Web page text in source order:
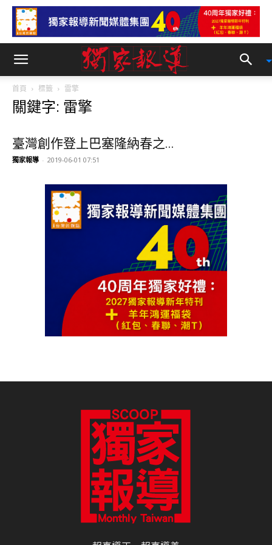
首頁 標籤 雷擎
關鍵字: 雷擎
臺灣創作登上巴塞隆納春之...
獨家報導 - 2019-06-01 07:51